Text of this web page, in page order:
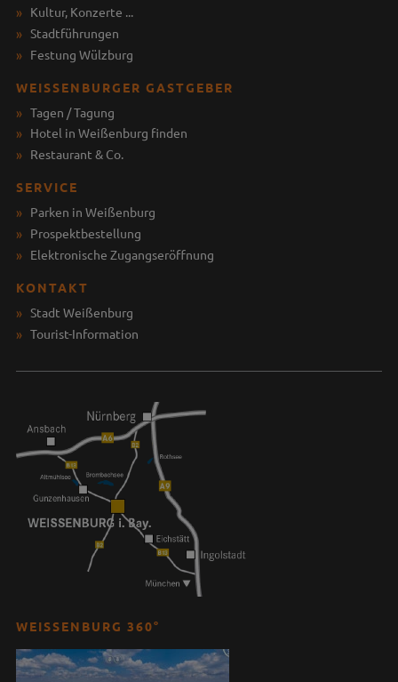
Kultur, Konzerte ...
Stadtführungen
Festung Wülzburg
WEISSENBURGER GASTGEBER
Tagen / Tagung
Hotel in Weißenburg finden
Restaurant & Co.
SERVICE
Parken in Weißenburg
Prospektbestellung
Elektronische Zugangseröffnung
KONTAKT
Stadt Weißenburg
Tourist-Information
WEISSENBURG 360°